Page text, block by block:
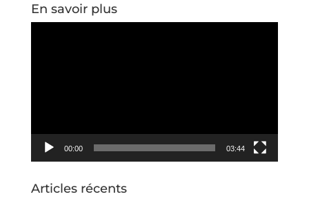
En savoir plus
00:00 03:44
Articles récents